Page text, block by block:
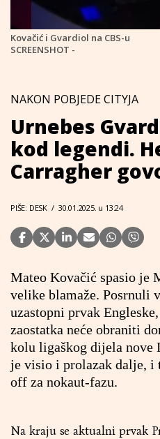
Kovačić i Gvardiol na CBS-u
SCREENSHOT -
NAKON POBJEDE CITYJA
Urnebes
kod legendi.
Carragher
PIŠE: DESK / 30.01.2025. u 13:24
Mateo Kovačić spasio je
velike blamaže. Posrnuli
uzastopni prvak
zaostatka neće obraniti
kolu ligaškog dijela nove
je visio i prolazak dalje, i
off za nokaut-fazu.
Na kraju se aktualni prvak